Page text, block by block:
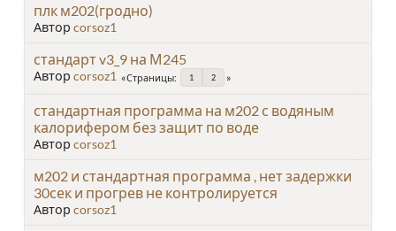
плк м202(гродно)
Автор corsoz1
стандарт v3_9 на М245
Автор corsoz1 Страницы 1 2
стандартная программа на м202 с водяным
калорифером без защит по воде
Автор corsoz1
м202 и стандартная программа , нет задержки
30сек и прогрев не контролируется
Автор corsoz1